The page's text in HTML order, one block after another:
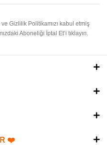
Gizlilik Politikamızı kabul etmiş
Aboneliği İptal Et’i tıklayın.
❤️